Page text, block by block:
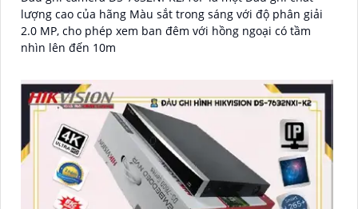
lượng cao của hãng Màu sắt trong sáng với độ phân giải
2.0 MP, cho phép xem ban đêm với hồng ngoại có tầm
nhìn lên đến 10m